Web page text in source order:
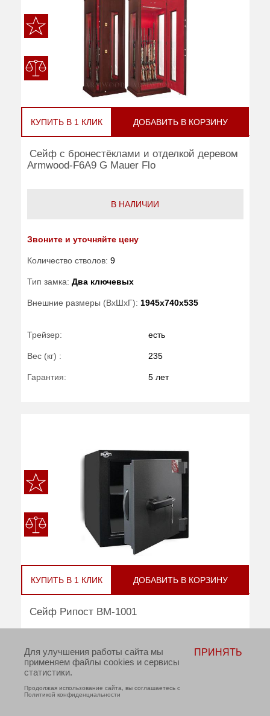
КУПИТЬ В 1 КЛИК ДОБАВИТЬ В КОРЗИНУ
Сейф с бронестёклами и отделкой деревом
Armwood-F6A9 G Mauer Flo
В НАЛИЧИИ
Звоните и уточняйте цену
Количество стволов: 9
Тип замка: Два ключевых
Внешние размеры (ВхШхГ): 1945x740x535
Трейзер: есть
Вес (кг) : 235
Гарантия: 5 лет
КУПИТЬ В 1 КЛИК ДОБАВИТЬ В КОРЗИНУ
Сейф Рипост ВМ-1001
В НАЛИЧИИ
Цена: 68 300
Для улучшения работы сайта мы
применяем файлы cookies и сервисы
статистики.
Продолжая использование сайта, вы соглашаетесь с
Политикой конфиденциальности
ПРИНЯТЬ